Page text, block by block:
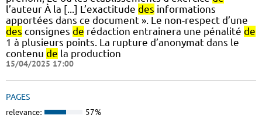
l’auteur À la [...] L’exactitude des informations
apportées dans ce document ». Le non-respect d’une
des consignes de rédaction entrainera une pénalité de
1 à plusieurs points. La rupture d’anonymat dans le
contenu de la production
15/04/2025 17:00
PAGES
relevance: 57%